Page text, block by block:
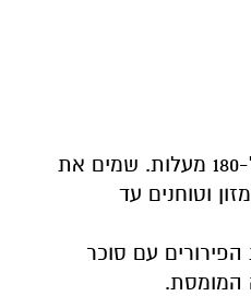
מחממים את התנור ל-180 מעלות. שמים את
וטוחנים עד
עם סוכר
המומסת.